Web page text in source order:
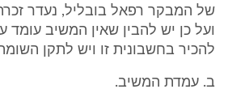
של המבקר רפאל בובליל, נעדר
ועל כן יש להבין שאין המשיב עומד
להכיר בחשבונית זו ויש לתקן
ב. עמדת המשיב.